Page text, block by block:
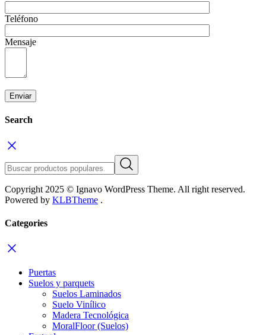
Teléfono
Mensaje
Search
Copyright 2025 © Ignavo WordPress Theme. All right reserved.
Powered by KLBTheme .
Categories
Puertas
Suelos y parquets
Suelos Laminados
Suelo Vinílico
Madera Tecnológica
MoralFloor (Suelos)